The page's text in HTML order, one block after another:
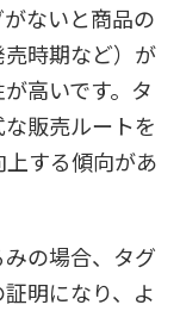
ないと商品の
時期など）が
高いです。タ
販売ルートを
する傾向があ
の場合、タグ
明になり、よ